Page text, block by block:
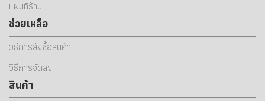
แผนที่ร้าน
ช่วยเหลือ
วิธีการสั่งซื้อสินค้า
วิธีการจัดส่ง
สินค้า